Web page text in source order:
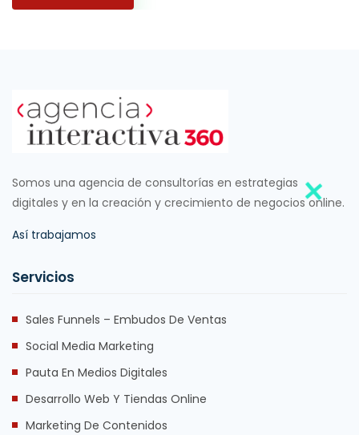
Somos una agencia de consultorías en estrategias
digitales y en la creación y crecimiento de negocios online.
Así trabajamos
Servicios
Sales Funnels – Embudos De Ventas
Social Media Marketing
Pauta En Medios Digitales
Desarrollo Web Y Tiendas Online
Marketing De Contenidos